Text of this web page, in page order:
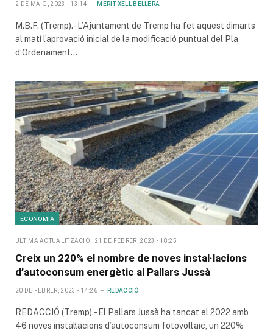
2 DE MAIG, 2023 - 13:14 MERITXELL BELLERA
M.B.F. (Tremp).- L’Ajuntament de Tremp ha fet aquest dimarts
al matí l’aprovació inicial de la modificació puntual del Pla
d’Ordenament…
ECONOMIA
ULTIMA ACTUALITZACIÓ 21 DE FEBRER, 2023 - 18:25
Creix un 220% el nombre de noves instal·lacions
d’autoconsum energètic al Pallars Jussà
20 DE FEBRER, 2023 - 14:26 REDACCIÓ
REDACCIÓ (Tremp).- El Pallars Jussà ha tancat el 2022 amb
46 noves instal·lacions d’autoconsum fotovoltaic, un 220%